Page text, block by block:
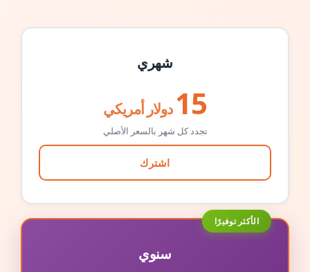
شهري
15 دولار أمريكي
تجدد كل شهر بالسعر الأصلي
اشترك
الأكثر توفيرًا
سنوي